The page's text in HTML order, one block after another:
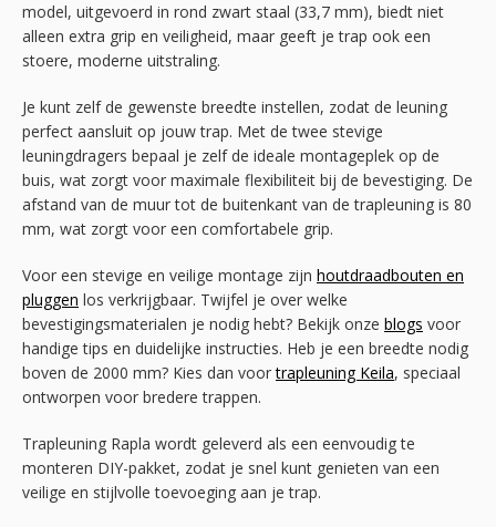
model, uitgevoerd in rond zwart staal (33,7 mm), biedt niet
alleen extra grip en veiligheid, maar geeft je trap ook een
stoere, moderne uitstraling.
Je kunt zelf de gewenste breedte instellen, zodat de leuning
perfect aansluit op jouw trap. Met de twee stevige
leuningdragers bepaal je zelf de ideale montageplek op de
buis, wat zorgt voor maximale flexibiliteit bij de bevestiging. De
afstand van de muur tot de buitenkant van de trapleuning is 80
mm, wat zorgt voor een comfortabele grip.
Voor een stevige en veilige montage zijn houtdraadbouten en
pluggen los verkrijgbaar. Twijfel je over welke
bevestigingsmaterialen je nodig hebt? Bekijk onze blogs voor
handige tips en duidelijke instructies. Heb je een breedte nodig
boven de 2000 mm? Kies dan voortrapleuning Keila, speciaal
ontworpen voor bredere trappen.
Trapleuning Rapla wordt geleverd als een eenvoudig te
monteren DIY-pakket, zodat je snel kunt genieten van een
veilige en stijlvolle toevoeging aan je trap.